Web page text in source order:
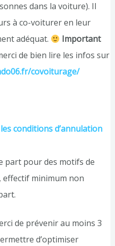
dans la voiture). Il
à co-voiturer en leur
adéquat.
Important
de bien lire les infos sur
covoiturage/
conditions d’annulation
part pour des motifs de
effectif minimum non
de prévenir au moins 3
d’optimiser